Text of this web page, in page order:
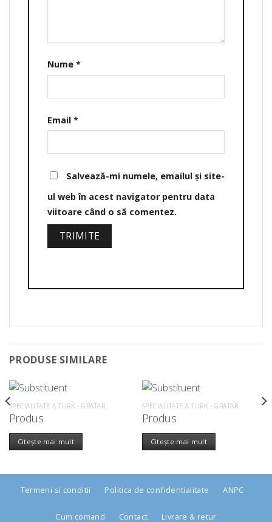
Nume *
Email *
Salvează-mi numele, emailul și site-
ul web în acest navigator pentru data
viitoare când o să comentez.
PRODUSE SIMILARE
SPECIALITATE A TURK - GRĂTAR
Produs
Citește mai mult
SPECIALITATE A TURK - GRĂTAR
Produs
Citește mai mult
Termeni si conditii Politica de confidentialitate ANPC
Cum comand Contact Livrare & retur